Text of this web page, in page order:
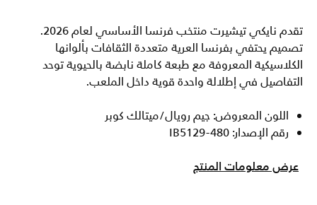
تقدم نايكي تيشيرت منتخب فرنسا الأساسي لعام 2026.
تصميم يحتفي بفرنسا العرية متعددة الثقافات بألوانها
الكلاسيكية المعروفة مع طبعة كاملة نابضة بالحيوية توحد
التفاصيل في إطلالة واحدة قوية داخل الملعب.
اللون المعروض: جيم رويال/ميتالك كوبر
رقم الإصدار: IB5129-480
عرض معلومات المنتج